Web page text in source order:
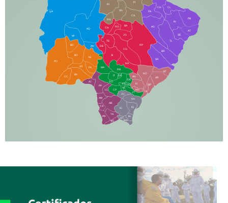
AQ
MI
AN
RI
FI
SG
BA
CA
PA
CH CL
PB
SE
TL
AG
BR
SR
BT
AR
RP
RO
JG
CG
SI
NA
TA
NH
JT
RB
MA
IT
DR
DO
CP
JU
NV
IQ
EL
BD
BO
NI
JD
PO
BV
CC
PP
AJ
LC
AM
AB
JP
DB
TE
CS
PR
TA
SQ
IG
MN
IN
NO
BP
RN
CN
GL
AN
IV
FS
VC
GD
DE
AT
LA